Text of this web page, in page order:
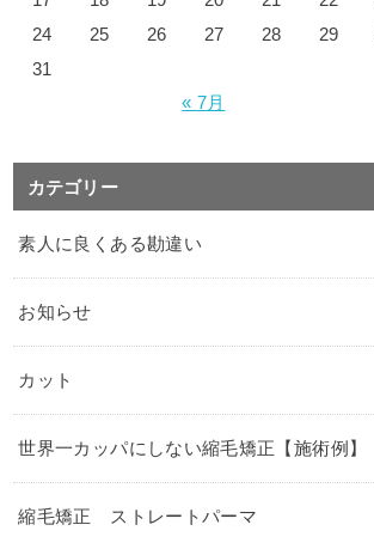
24
25 26 27 28 29
31
« 7月
カテゴリー
素人に良くある勘違い
お知らせ
カット
世界一カッパにしない縮毛矯正【施術例】
縮毛矯正 ストレートパーマ